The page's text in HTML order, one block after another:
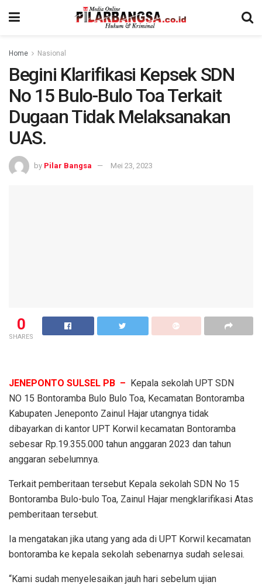
Home Nasional
Begini Klarifikasi Kepsek SDN
No 15 Bulo-Bulo Toa Terkait
Dugaan Tidak Melaksanakan
UAS.
by Pilar Bangsa Mei 23, 2023
0
SHARES
JENEPONTO SULSEL PB – Kepala sekolah UPT SDN
NO 15 Bontoramba Bulo Bulo Toa, Kecamatan Bontoramba
Kabupaten Jeneponto Zainul Hajar utangnya tidak
dibayarkan di kantor UPT Korwil kecamatan Bontoramba
sebesar Rp.19.355.000 tahun anggaran 2023 dan tahun
anggaran sebelumnya.
Terkait pemberitaan tersebut Kepala sekolah SDN No 15
Bontoramba Bulo-bulo Toa, Zainul Hajar mengklarifikasi Atas
pemberitaan tersebut.
Ia mengatakan jika utang yang ada di UPT Korwil kecamatan
bontoramba ke kepala sekolah sebenarnya sudah selesai.
“Kami sudah menyelesaikan jauh hari sebelum ujian